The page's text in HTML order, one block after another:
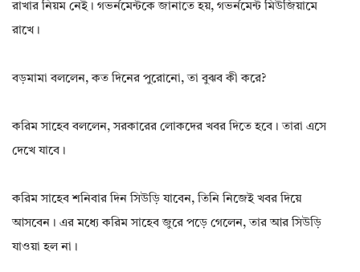
রাখার নিয়ম নেই। গভর্নমেন্টকে জানাতে হয়, গভর্নমেন্ট মিউজিয়ামে
রাখে।
বড়মামা বললেন, কত দিনের পুরোনো, তা বুঝব কী করে?
করিম সাহেব বললেন, সরকারের লোকদের খবর দিতে হবে। তারা এসে
দেখে যাবে।
করিম সাহেব শনিবার দিন সিউড়ি যাবেন, তিনি নিজেই খবর দিয়ে
আসবেন। এর মধ্যে করিম সাহেব জুরে পড়ে গেলেন, তার আর সিউড়ি
যাওয়া হল না।